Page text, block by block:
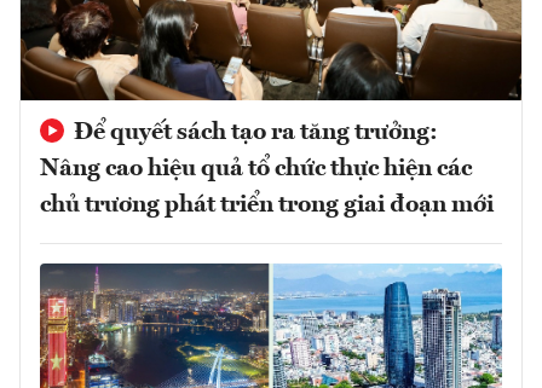
Để quyết sách tạo ra tăng trưởng:
Nâng cao hiệu quả tổ chức thực hiện các
chủ trương phát triển trong giai đoạn mới